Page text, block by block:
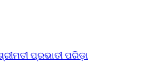
ପ୍ରଭାତୀ ପରିଡ଼ା